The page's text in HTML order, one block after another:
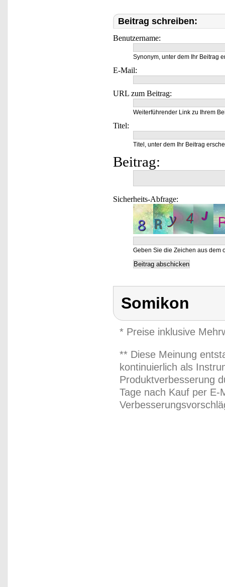
Beitrag schreiben:
Benutzername:
Synonym, unter dem Ihr Beitrag
E-Mail:
URL zum Beitrag:
Weiterführender Link zu Ihrem
Titel:
Titel, unter dem Ihr Beitrag
Beitrag:
Sicherheits-Abfrage:
Geben Sie die Zeichen aus dem
Somikon
* Preise inklusive
** Diese Meinung
kontinuierlich als
Produktverbesserung
Tage nach Kauf per E-